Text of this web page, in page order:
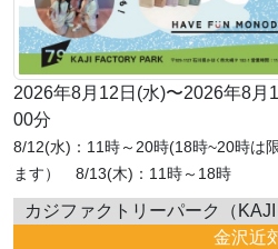
2026年8月12日(水)〜2026年8
00分
8/12(水)：11時～20時(18時~20時は
ます） 8/13(木)：11時～18時
カジファクトリーパーク（KAJI
金沢近